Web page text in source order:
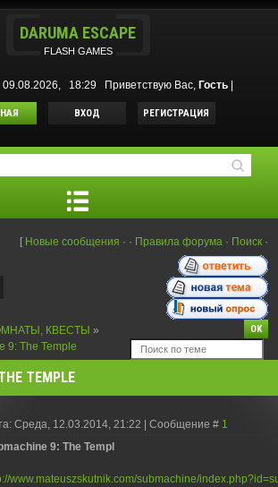
DARUMA ESCAPE
FLASH GAMES
09.08.2026, 18:29 Приветствую Вас, Гость|
ВХОД РЕГИСТРАЦИЯ
[ Новые сообщения · · Правила форума · Поиск ·
КВЕСТЫ »
9: The Temple
TEMPLE
Среда, 12.03.2014, 21:22 | Сообщение # 1
9: The Templ
www.mateuszskutnik.com/submachine/